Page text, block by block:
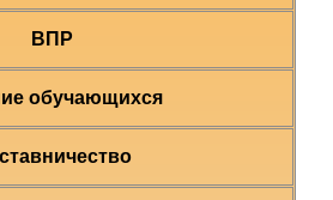
ВПР
обучающихся